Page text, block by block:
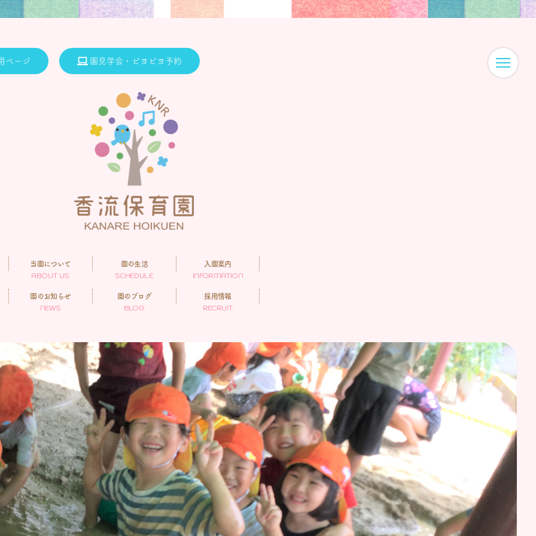
ページ 園見学会・ピヨピヨ予約
当園について
ABOUT US
園の生活
SCHEDULE
入園案内
INFORMATION
園のお知らせ
NEWS
園のブログ
BLOG
採用情報
RECRUIT